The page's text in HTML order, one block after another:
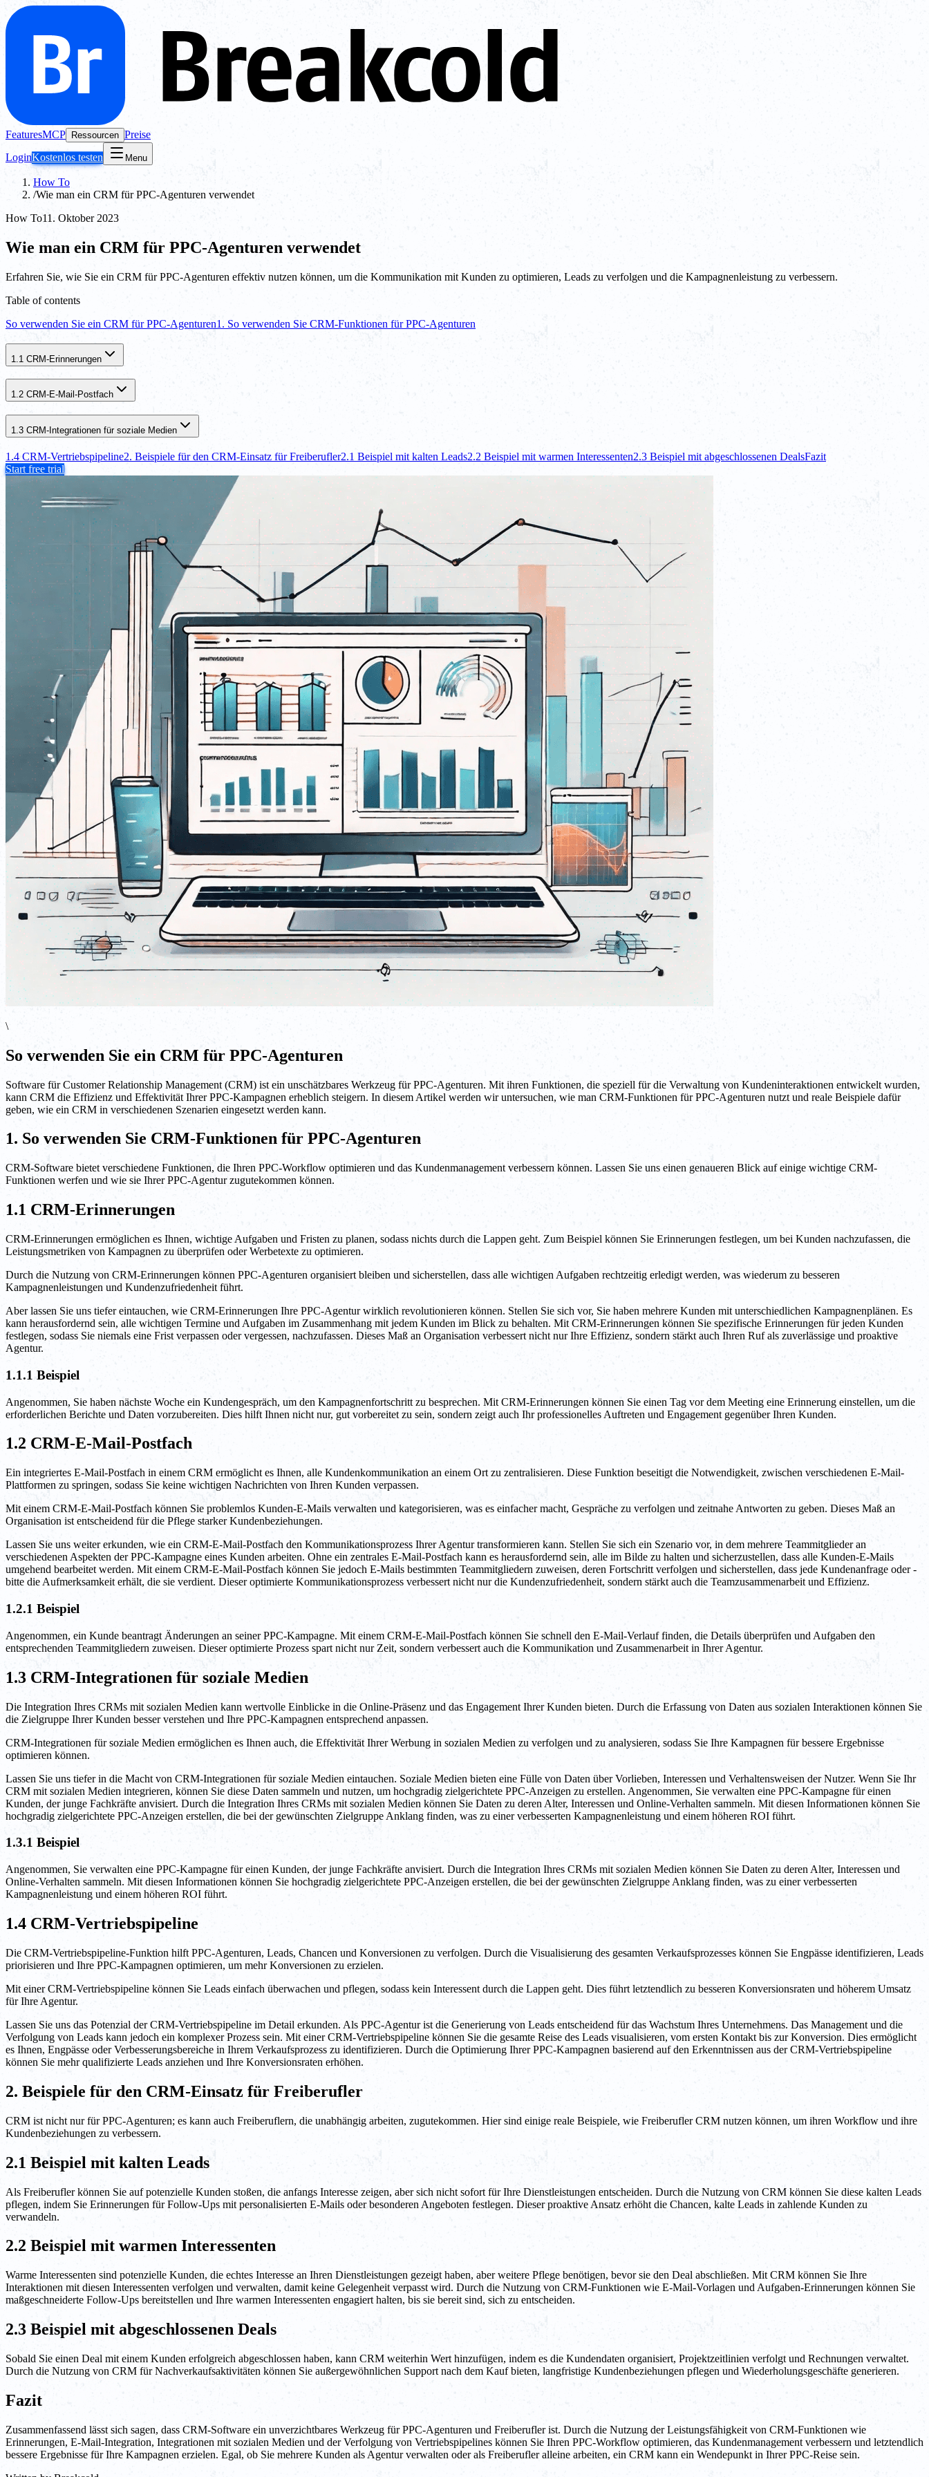
FeaturesMCP Ressourcen Preise
LoginKostenlos testen Menu
How To
/Wie man ein CRM für PPC-Agenturen verwendet
How To11. Oktober 2023
Wie man ein CRM für PPC-Agenturen verwendet
Erfahren Sie, wie Sie ein CRM für PPC-Agenturen effektiv nutzen können, um die Kommunikation mit Kunden zu optimieren, Leads zu verfolgen und die Kampagnenleistung zu verbessern.
Table of contents
So verwenden Sie ein CRM für PPC-Agenturen1. So verwenden Sie CRM-Funktionen für PPC-Agenturen
1.1 CRM-Erinnerungen
1.2 CRM-E-Mail-Postfach
1.3 CRM-Integrationen für soziale Medien
1.4 CRM-Vertriebspipeline2. Beispiele für den CRM-Einsatz für Freiberufler2.1 Beispiel mit kalten Leads2.2 Beispiel mit warmen Interessenten2.3 Beispiel mit abgeschlossenen DealsFazit
Start free trial
\
So verwenden Sie ein CRM für PPC-Agenturen
Software für Customer Relationship Management (CRM) ist ein unschätzbares Werkzeug für PPC-Agenturen. Mit ihren Funktionen, die speziell für die Verwaltung von Kundeninteraktionen entwickelt wurden,
kann CRM die Effizienz und Effektivität Ihrer PPC-Kampagnen erheblich steigern. In diesem Artikel werden wir untersuchen, wie man CRM-Funktionen für PPC-Agenturen nutzt und reale Beispiele dafür
geben, wie ein CRM in verschiedenen Szenarien eingesetzt werden kann.
1. So verwenden Sie CRM-Funktionen für PPC-Agenturen
CRM-Software bietet verschiedene Funktionen, die Ihren PPC-Workflow optimieren und das Kundenmanagement verbessern können. Lassen Sie uns einen genaueren Blick auf einige wichtige CRM-
Funktionen werfen und wie sie Ihrer PPC-Agentur zugutekommen können.
1.1 CRM-Erinnerungen
CRM-Erinnerungen ermöglichen es Ihnen, wichtige Aufgaben und Fristen zu planen, sodass nichts durch die Lappen geht. Zum Beispiel können Sie Erinnerungen festlegen, um bei Kunden nachzufassen, die
Leistungsmetriken von Kampagnen zu überprüfen oder Werbetexte zu optimieren.
Durch die Nutzung von CRM-Erinnerungen können PPC-Agenturen organisiert bleiben und sicherstellen, dass alle wichtigen Aufgaben rechtzeitig erledigt werden, was wiederum zu besseren
Kampagnenleistungen und Kundenzufriedenheit führt.
Aber lassen Sie uns tiefer eintauchen, wie CRM-Erinnerungen Ihre PPC-Agentur wirklich revolutionieren können. Stellen Sie sich vor, Sie haben mehrere Kunden mit unterschiedlichen Kampagnenplänen. Es
kann herausfordernd sein, alle wichtigen Termine und Aufgaben im Zusammenhang mit jedem Kunden im Blick zu behalten. Mit CRM-Erinnerungen können Sie spezifische Erinnerungen für jeden Kunden
festlegen, sodass Sie niemals eine Frist verpassen oder vergessen, nachzufassen. Dieses Maß an Organisation verbessert nicht nur Ihre Effizienz, sondern stärkt auch Ihren Ruf als zuverlässige und proaktive
Agentur.
1.1.1 Beispiel
Angenommen, Sie haben nächste Woche ein Kundengespräch, um den Kampagnenfortschritt zu besprechen. Mit CRM-Erinnerungen können Sie einen Tag vor dem Meeting eine Erinnerung einstellen, um die
erforderlichen Berichte und Daten vorzubereiten. Dies hilft Ihnen nicht nur, gut vorbereitet zu sein, sondern zeigt auch Ihr professionelles Auftreten und Engagement gegenüber Ihren Kunden.
1.2 CRM-E-Mail-Postfach
Ein integriertes E-Mail-Postfach in einem CRM ermöglicht es Ihnen, alle Kundenkommunikation an einem Ort zu zentralisieren. Diese Funktion beseitigt die Notwendigkeit, zwischen verschiedenen E-Mail-
Plattformen zu springen, sodass Sie keine wichtigen Nachrichten von Ihren Kunden verpassen.
Mit einem CRM-E-Mail-Postfach können Sie problemlos Kunden-E-Mails verwalten und kategorisieren, was es einfacher macht, Gespräche zu verfolgen und zeitnahe Antworten zu geben. Dieses Maß an
Organisation ist entscheidend für die Pflege starker Kundenbeziehungen.
Lassen Sie uns weiter erkunden, wie ein CRM-E-Mail-Postfach den Kommunikationsprozess Ihrer Agentur transformieren kann. Stellen Sie sich ein Szenario vor, in dem mehrere Teammitglieder an
verschiedenen Aspekten der PPC-Kampagne eines Kunden arbeiten. Ohne ein zentrales E-Mail-Postfach kann es herausfordernd sein, alle im Bilde zu halten und sicherzustellen, dass alle Kunden-E-Mails
umgehend bearbeitet werden. Mit einem CRM-E-Mail-Postfach können Sie jedoch E-Mails bestimmten Teammitgliedern zuweisen, deren Fortschritt verfolgen und sicherstellen, dass jede Kundenanfrage oder -
bitte die Aufmerksamkeit erhält, die sie verdient. Dieser optimierte Kommunikationsprozess verbessert nicht nur die Kundenzufriedenheit, sondern stärkt auch die Teamzusammenarbeit und Effizienz.
1.2.1 Beispiel
Angenommen, ein Kunde beantragt Änderungen an seiner PPC-Kampagne. Mit einem CRM-E-Mail-Postfach können Sie schnell den E-Mail-Verlauf finden, die Details überprüfen und Aufgaben den
entsprechenden Teammitgliedern zuweisen. Dieser optimierte Prozess spart nicht nur Zeit, sondern verbessert auch die Kommunikation und Zusammenarbeit in Ihrer Agentur.
1.3 CRM-Integrationen für soziale Medien
Die Integration Ihres CRMs mit sozialen Medien kann wertvolle Einblicke in die Online-Präsenz und das Engagement Ihrer Kunden bieten. Durch die Erfassung von Daten aus sozialen Interaktionen können Sie
die Zielgruppe Ihrer Kunden besser verstehen und Ihre PPC-Kampagnen entsprechend anpassen.
CRM-Integrationen für soziale Medien ermöglichen es Ihnen auch, die Effektivität Ihrer Werbung in sozialen Medien zu verfolgen und zu analysieren, sodass Sie Ihre Kampagnen für bessere Ergebnisse
optimieren können.
Lassen Sie uns tiefer in die Macht von CRM-Integrationen für soziale Medien eintauchen. Soziale Medien bieten eine Fülle von Daten über Vorlieben, Interessen und Verhaltensweisen der Nutzer. Wenn Sie Ihr
CRM mit sozialen Medien integrieren, können Sie diese Daten sammeln und nutzen, um hochgradig zielgerichtete PPC-Anzeigen zu erstellen. Angenommen, Sie verwalten eine PPC-Kampagne für einen
Kunden, der junge Fachkräfte anvisiert. Durch die Integration Ihres CRMs mit sozialen Medien können Sie Daten zu deren Alter, Interessen und Online-Verhalten sammeln. Mit diesen Informationen können Sie
hochgradig zielgerichtete PPC-Anzeigen erstellen, die bei der gewünschten Zielgruppe Anklang finden, was zu einer verbesserten Kampagnenleistung und einem höheren ROI führt.
1.3.1 Beispiel
Angenommen, Sie verwalten eine PPC-Kampagne für einen Kunden, der junge Fachkräfte anvisiert. Durch die Integration Ihres CRMs mit sozialen Medien können Sie Daten zu deren Alter, Interessen und
Online-Verhalten sammeln. Mit diesen Informationen können Sie hochgradig zielgerichtete PPC-Anzeigen erstellen, die bei der gewünschten Zielgruppe Anklang finden, was zu einer verbesserten
Kampagnenleistung und einem höheren ROI führt.
1.4 CRM-Vertriebspipeline
Die CRM-Vertriebspipeline-Funktion hilft PPC-Agenturen, Leads, Chancen und Konversionen zu verfolgen. Durch die Visualisierung des gesamten Verkaufsprozesses können Sie Engpässe identifizieren, Leads
priorisieren und Ihre PPC-Kampagnen optimieren, um mehr Konversionen zu erzielen.
Mit einer CRM-Vertriebspipeline können Sie Leads einfach überwachen und pflegen, sodass kein Interessent durch die Lappen geht. Dies führt letztendlich zu besseren Konversionsraten und höherem Umsatz
für Ihre Agentur.
Lassen Sie uns das Potenzial der CRM-Vertriebspipeline im Detail erkunden. Als PPC-Agentur ist die Generierung von Leads entscheidend für das Wachstum Ihres Unternehmens. Das Management und die
Verfolgung von Leads kann jedoch ein komplexer Prozess sein. Mit einer CRM-Vertriebspipeline können Sie die gesamte Reise des Leads visualisieren, vom ersten Kontakt bis zur Konversion. Dies ermöglicht
es Ihnen, Engpässe oder Verbesserungsbereiche in Ihrem Verkaufsprozess zu identifizieren. Durch die Optimierung Ihrer PPC-Kampagnen basierend auf den Erkenntnissen aus der CRM-Vertriebspipeline
können Sie mehr qualifizierte Leads anziehen und Ihre Konversionsraten erhöhen.
2. Beispiele für den CRM-Einsatz für Freiberufler
CRM ist nicht nur für PPC-Agenturen; es kann auch Freiberuflern, die unabhängig arbeiten, zugutekommen. Hier sind einige reale Beispiele, wie Freiberufler CRM nutzen können, um ihren Workflow und ihre
Kundenbeziehungen zu verbessern.
2.1 Beispiel mit kalten Leads
Als Freiberufler können Sie auf potenzielle Kunden stoßen, die anfangs Interesse zeigen, aber sich nicht sofort für Ihre Dienstleistungen entscheiden. Durch die Nutzung von CRM können Sie diese kalten Leads
pflegen, indem Sie Erinnerungen für Follow-Ups mit personalisierten E-Mails oder besonderen Angeboten festlegen. Dieser proaktive Ansatz erhöht die Chancen, kalte Leads in zahlende Kunden zu
verwandeln.
2.2 Beispiel mit warmen Interessenten
Warme Interessenten sind potenzielle Kunden, die echtes Interesse an Ihren Dienstleistungen gezeigt haben, aber weitere Pflege benötigen, bevor sie den Deal abschließen. Mit CRM können Sie Ihre
Interaktionen mit diesen Interessenten verfolgen und verwalten, damit keine Gelegenheit verpasst wird. Durch die Nutzung von CRM-Funktionen wie E-Mail-Vorlagen und Aufgaben-Erinnerungen können Sie
maßgeschneiderte Follow-Ups bereitstellen und Ihre warmen Interessenten engagiert halten, bis sie bereit sind, sich zu entscheiden.
2.3 Beispiel mit abgeschlossenen Deals
Sobald Sie einen Deal mit einem Kunden erfolgreich abgeschlossen haben, kann CRM weiterhin Wert hinzufügen, indem es die Kundendaten organisiert, Projektzeitlinien verfolgt und Rechnungen verwaltet.
Durch die Nutzung von CRM für Nachverkaufsaktivitäten können Sie außergewöhnlichen Support nach dem Kauf bieten, langfristige Kundenbeziehungen pflegen und Wiederholungsgeschäfte generieren.
Fazit
Zusammenfassend lässt sich sagen, dass CRM-Software ein unverzichtbares Werkzeug für PPC-Agenturen und Freiberufler ist. Durch die Nutzung der Leistungsfähigkeit von CRM-Funktionen wie
Erinnerungen, E-Mail-Integration, Integrationen mit sozialen Medien und der Verfolgung von Vertriebspipelines können Sie Ihren PPC-Workflow optimieren, das Kundenmanagement verbessern und letztendlich
bessere Ergebnisse für Ihre Kampagnen erzielen. Egal, ob Sie mehrere Kunden als Agentur verwalten oder als Freiberufler alleine arbeiten, ein CRM kann ein Wendepunkt in Ihrer PPC-Reise sein.